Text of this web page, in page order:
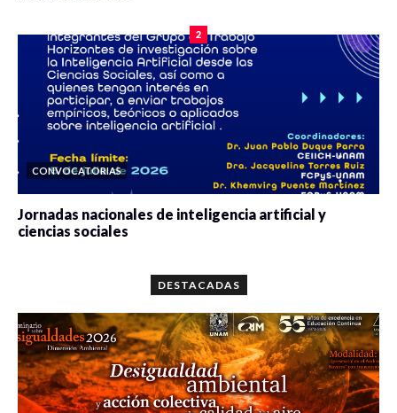
2
CONVOCATORIAS
Jornadas nacionales de inteligencia artificial y
ciencias sociales
DESTACADAS